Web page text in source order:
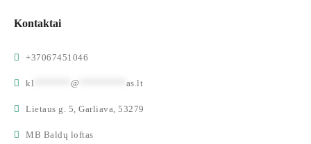
Kontaktai
+37067451046
kl @ as.lt
Lietaus g. 5, Garliava, 53279
MB Baldų loftas